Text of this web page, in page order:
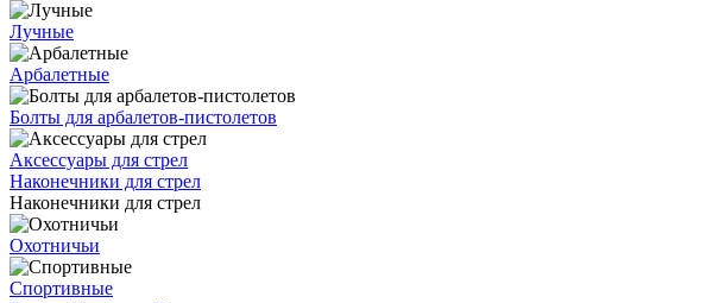
Лучные
Арбалетные
Болты для арбалетов-пистолетов
Аксессуары для стрел
Наконечники для стрел
Наконечники для стрел
Охотничьи
Спортивные